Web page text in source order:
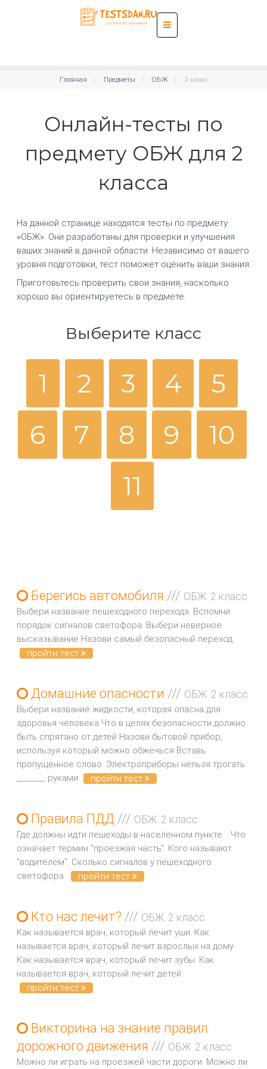
Главная Предметы ОБЖ 2 класс
Онлайн-тесты по
предмету ОБЖ для 2
класса
На данной странице находятся тесты по предмету
«ОБЖ». Они разработаны для проверки и улучшения
ваших знаний в данной области. Независимо от вашего
уровня подготовки, тест поможет оценить ваши знания.
Приготовьтесь проверить свои знания, насколько
хорошо вы ориентируетесь в предмете.
Выберите класс
1 2 3 4
5
6
7 8 9
10
11
Берегись автомобиля /// ОБЖ. 2 класс
Выбери название пешеходного перехода. Вспомни
порядок сигналов светофора. Выбери неверное
высказывание Назови самый безопасный переход.
пройти тест
Домашние опасности /// ОБЖ. 2 класс
Выбери название жидкости, которая опасна для
здоровья человека Что в целях безопасности должно
быть спрятано от детей Назови бытовой прибор,
используя который можно обжечься Вставь
пропущенное слово. Электроприборы нельзя трогать
________ руками
пройти тест
Правила ПДД /// ОБЖ. 2 класс
Где должны идти пешеходы в населённом пункте. . Что
означает термин "проезжая часть". Кого называют
"водителем". Сколько сигналов у пешеходного
светофора.
пройти тест
Кто нас лечит? /// ОБЖ. 2 класс
Как называется врач, который лечит уши. Как
называется врач, который лечит взрослых на дому.
Как называется врач, который лечит зубы. Как
называется врач, который лечит детей.
пройти тест
Викторина на знание правил
дорожного движения /// ОБЖ. 2 класс
Можно ли играть на проезжей части дороги. Можно ли